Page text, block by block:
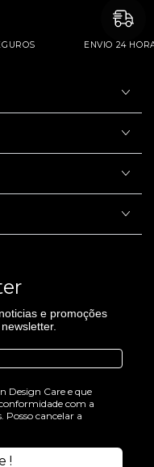
ENVIO 24
e promoções
Design Care e que
com a
Posso cancelar a
!